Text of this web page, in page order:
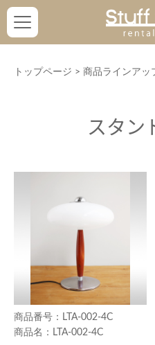
トップページ > 商品ラインアッ
スタン
LTA-002-4C
LTA-002-4C